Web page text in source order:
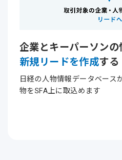
企業とキーパーソンの
新規リードを作成する
日経の人物情報データベース
物をSFA上に取込めます